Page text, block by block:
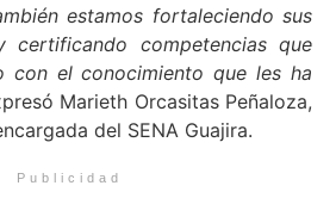
estamos fortaleciendo sus
certificando competencias que
con el conocimiento que les ha
Marieth Orcasitas Peñaloza,
del SENA Guajira.
Publicidad